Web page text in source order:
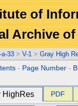
of
Archive
33 > V-1 > Gray High
- Page Number -
HighRes PDF